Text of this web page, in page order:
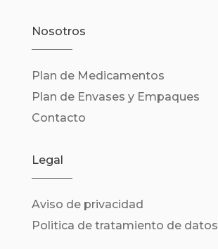
Nosotros
Plan de Medicamentos
Plan de Envases y Empaques
Contacto
Legal
Aviso de privacidad
Politica de tratamiento de datos